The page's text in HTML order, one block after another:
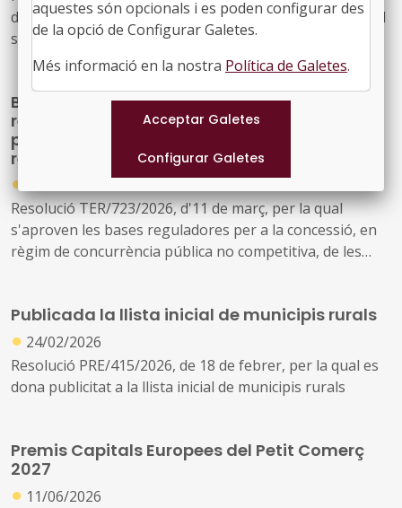
de la Resolució TER/742/2026, de 12 de març, per la qual
s'aprova el procediment per a la inscripció de sòls a la
reserva pública de solars per a l'any 2026
Bases reguladores subvencions per la
rehabilitació d'habitatges de titularitat
pública i privada, per fomentar l'arrelament i
repoblament en entorns rurals de Catalunya
●
Resolució TER/723/2026, d'11 de març, per la qual
s'aproven les bases reguladores per a la concessió, en
règim de concurrència pública no competitiva, de les
i repoblament en entorns rurals de Catalunya
Publicada la llista inicial de municipis rurals
● 24/02/2026
Resolució PRE/415/2026, de 18 de febrer, per la qual es
dona publicitat a la llista inicial de municipis rurals
Premis Capitals Europees del Petit Comerç
2027
● 11/06/2026
aquestes són opcionals i es poden configurar des
de la opció de Configurar Galetes.
Més informació en la nostra Política de Galetes.